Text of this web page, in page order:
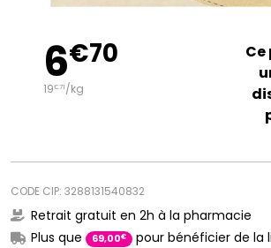
6€70
19€71/kg
CODE CIP: 3288131540832
Retrait gratuit en 2h à la pharmacie
Plus que
69,00€ pour bénéficier de la